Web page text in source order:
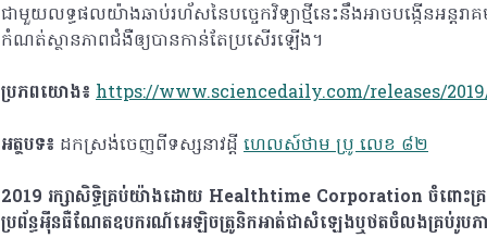
ជាមួយលទ្ធផលយ៉ាងឆាប់រហ័សនៃបច្ចេកវិទ្យាថ្មីនេះនឹងអាចបង្កើនអន្ត
កំណត់ស្ថានភាពជំងឺឲ្យបានកាន់តែប្រសើរឡើង។
ប្រភពយោង៖ https://www.sciencedaily.com/releases/
អត្ថបទ៖ ដកស្រង់ចេញពីទស្សនាវដ្ដី ហេលស៍ថាម ប្រូ លេខ ៨២
2019 រក្សាសិទ្ធិគ្រប់យ៉ាង​ដោយ Healthtime Corporation ចំពោះគ្រ
ប្រព័ន្ធអុីនធឺណែតឧបករណ៍អេឡិចត្រូនិកអាត់ជាសំឡេងឬថតចំលងគ្រប់រូបភា